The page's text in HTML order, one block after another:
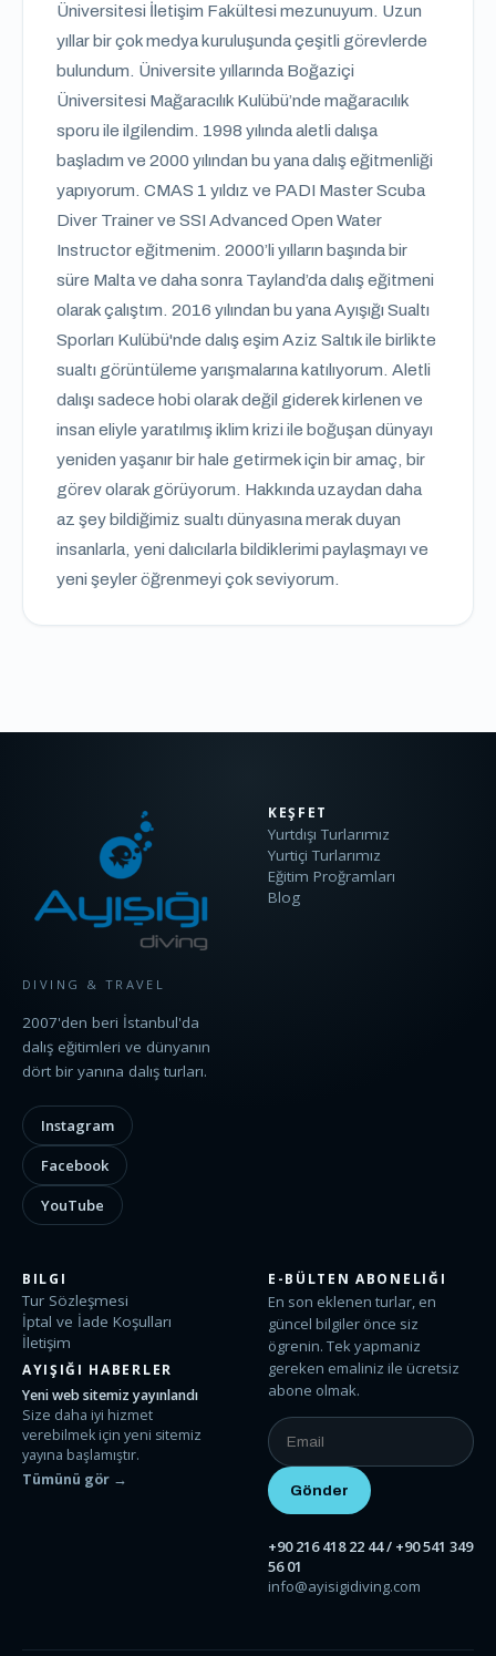
Üniversitesi İletişim Fakültesi mezunuyum. Uzun
yıllar bir çok medya kuruluşunda çeşitli görevlerde
bulundum. Üniversite yıllarında Boğaziçi
Üniversitesi Mağaracılık Kulübü’nde mağaracılık
sporu ile ilgilendim. 1998 yılında aletli dalışa
başladım ve 2000 yılından bu yana dalış eğitmenliği
yapıyorum. CMAS 1 yıldız ve PADI Master Scuba
Diver Trainer ve SSI Advanced Open Water
Instructor eğitmenim. 2000’li yılların başında bir
süre Malta ve daha sonra Tayland’da dalış eğitmeni
olarak çalıştım. 2016 yılından bu yana Ayışığı Sualtı
Sporları Kulübü'nde dalış eşim Aziz Saltık ile birlikte
sualtı görüntüleme yarışmalarına katılıyorum. Aletli
dalışı sadece hobi olarak değil giderek kirlenen ve
insan eliyle yaratılmış iklim krizi ile boğuşan dünyayı
yeniden yaşanır bir hale getirmek için bir amaç, bir
görev olarak görüyorum. Hakkında uzaydan daha
az şey bildiğimiz sualtı dünyasına merak duyan
insanlarla, yeni dalıcılarla bildiklerimi paylaşmayı ve
yeni şeyler öğrenmeyi çok seviyorum.
DIVING & TRAVEL
2007'den beri İstanbul'da
dalış eğitimleri ve dünyanın
dört bir yanına dalış turları.
Instagram
Facebook
YouTube
KEŞFET
Yurtdışı Turlarımız
Yurtiçi Turlarımız
Eğitim Proğramları
Blog
BILGI
Tur Sözleşmesi
İptal ve İade Koşulları
İletişim
AYIŞIĞI HABERLER
Yeni web sitemiz yayınlandı
Size daha iyi hizmet
verebilmek için yeni sitemiz
yayına başlamıştır.
Tümünü gör →
E-BÜLTEN ABONELIĞI
En son eklenen turlar, en
güncel bilgiler önce siz
ögrenin. Tek yapmaniz
gereken emaliniz ile ücretsiz
abone olmak.
+90 216 418 22 44 / +90 541 349
56 01
info@ayisigidiving.com